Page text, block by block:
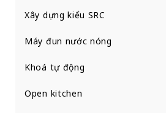
Xây dựng kiểu SRC
Máy đun nước nóng
Khoá tự động
Open kitchen